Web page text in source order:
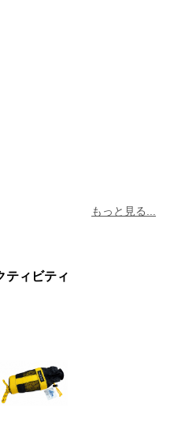
もっと見る...
ティビティ